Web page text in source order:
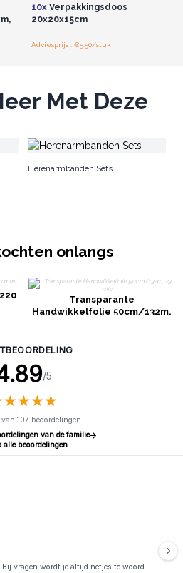
10xVerpakkingsdoos
20x20x15cm
Adviesprijs : €5.50/stuk
Met Deze
Herenarmbanden Sets
onlangs
Transparante
Handwikkelfolie 50cm/132m,
/5
★★★★
★★★★
107 beoordelingen
van de familie
alle beoordelingen
Bij vragen wordt je altijd netjes te woord